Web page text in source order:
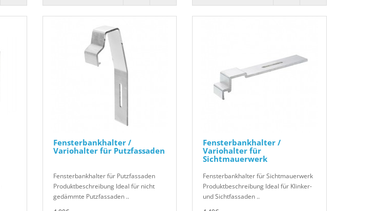
Fensterbankhalter /
Variohalter für Putzfassaden
Fensterbankhalter für Putzfassaden
Produktbeschreibung Ideal für nicht
gedämmte Putzfassaden ..
Fensterbankhalter /
Variohalter für
Sichtmauerwerk
Fensterbankhalter für Sichtmauerwerk
Produktbeschreibung Ideal für Klinker-
und Sichtfassaden ..